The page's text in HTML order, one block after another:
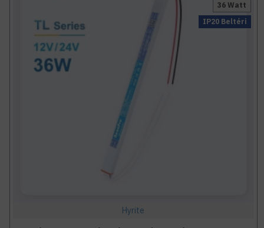
IP20 Beltéri
36 Watt
Hyrite